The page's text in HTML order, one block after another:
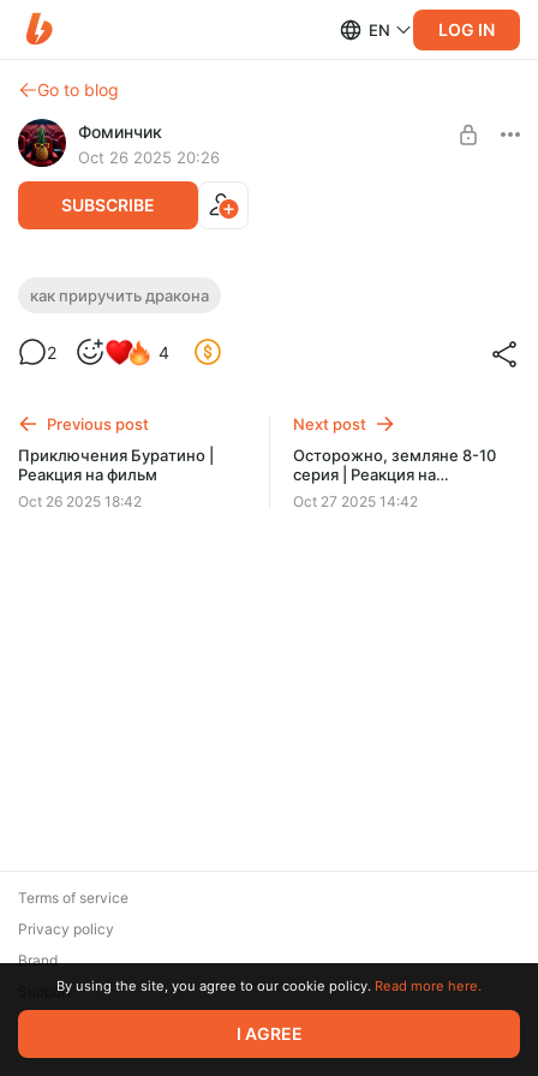
EN LOG IN
Go to blog
Фоминчик
Oct 26 2025 20:26
SUBSCRIBE
Как приручить дракона: 3
мультфильмы
$1.94 $1.55 per month -20%
Discount applies to the first month only.
как приручить дракона
2 4
Previous post
Приключения Буратино |
Реакция на фильм
Oct 26 2025 18:42
Next post
Осторожно, земляне 8-10
серия | Реакция на
мультсериал
Oct 27 2025 14:42
© 2026 Zaya Solutions Limited. All rights reserved. All trademarks
are the property of their respective owners.
Terms of service
Privacy policy
Brand
SupportBy using the site, you agree to our cookie policy. Read more here.
I AGREE